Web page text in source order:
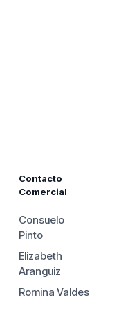
Contacto
Comercial
Consuelo
Pinto
Elizabeth
Aranguiz
Romina Valdes